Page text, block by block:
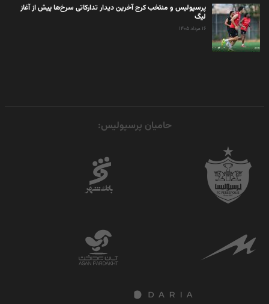
پرسپولیس و منتخب کرج آخرین دیدار تدارکاتی سرخ‌ها پیش از آغاز
لیگ
۱۶ مرداد ۱۴۰۵
حامیان پرسپولیس: